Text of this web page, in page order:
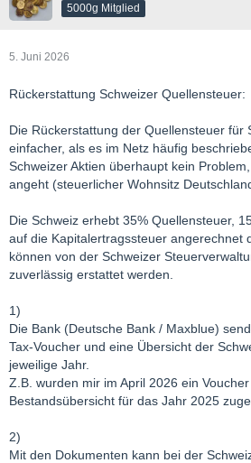
2. Kanadische Aktie mit
effektive Steuerlast
25 % Quellensteuer + 10 %
4. DAX ETF (Fondsdomizil Deutschland)
15 % Körperschaftssteuer auf
Abgeltungssteuer + Soli auf 70 % der
5. S&P 500 ETF (Fondsdomizil Irland)
15 % Quellensteuer auf Fondsebene,
Abgeltungssteuer + Soli auf 70 % der
6. S&P 500 ETF (Fondsdomizil
Abgeltungssteuer + Soli auf 70 % der
0 % Quellensteuer auf Fondsebene,
5000g Mitglied
5. Juni 2026
Rückerstattung Schweizer Quellensteuer:
Die Rückerstattung der Quellensteuer für
einfacher, als es im Netz häufig
Schweizer Aktien überhaupt kein
angeht (steuerlicher Wohnsitz
Die Schweiz erhebt 35% Quellensteuer,
auf die Kapitalertragssteuer angerechnet
können von der Schweizer
zuverlässig erstattet werden.
1)
Die Bank (Deutsche Bank / Maxblue)
Tax-Voucher und eine Übersicht der
jeweilige Jahr.
Z.B. wurden mir im April 2026 ein
Bestandsübersicht für das Jahr 2025
2)
Mit den Dokumenten kann bei der